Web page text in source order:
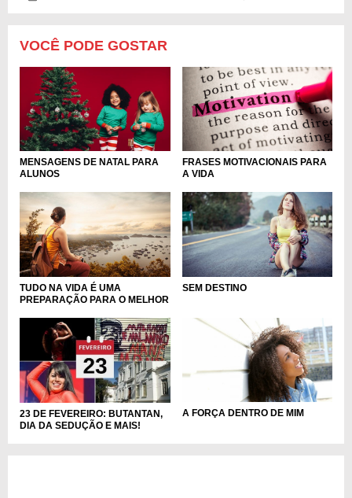
VOCÊ PODE GOSTAR
MENSAGENS DE NATAL PARA
ALUNOS
FRASES MOTIVACIONAIS PARA
A VIDA
TUDO NA VIDA É UMA
PREPARAÇÃO PARA O MELHOR
SEM DESTINO
23 DE FEVEREIRO: BUTANTAN,
DIA DA SEDUÇÃO E MAIS!
A FORÇA DENTRO DE MIM